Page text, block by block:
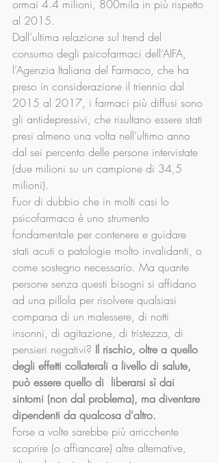
ormai 4.4 milioni, 800mila in più rispetto
al 2015.
Dall’ultima relazione sul trend del
consumo degli psicofarmaci dell’AIFA,
l’Agenzia Italiana del Farmaco, che ha
preso in considerazione il triennio dal
2015 al 2017, i farmaci più diffusi sono
gli antidepressivi, che risultano essere stati
presi almeno una volta nell’ultimo anno
dal sei percento delle persone intervistate
(due milioni su un campione di 34,5
milioni).
Fuor di dubbio che in molti casi lo
psicofarmaco è uno strumento
fondamentale per contenere e guidare
stati acuti o patologie molto invalidanti, o
come sostegno necessario. Ma quante
persone senza questi bisogni si affidano
ad una pillola per risolvere qualsiasi
comparsa di un malessere, di notti
insonni, di agitazione, di tristezza, di
pensieri negativi? Il rischio, oltre a quello
degli effetti collaterali a livello di salute,
può essere quello di  liberarsi sì dai
sintomi (non dal problema), ma diventare
dipendenti da qualcosa d'altro.
Forse a volte sarebbe più arricchente
scoprire (o affiancare) altre alternative,